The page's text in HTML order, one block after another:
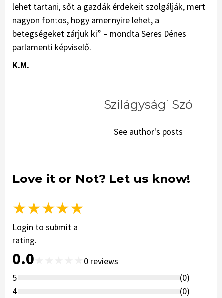
lehet tartani, sőt a gazdák érdekeit szolgálják, mert
nagyon fontos, hogy amennyire lehet, a
betegségeket zárjuk ki” – mondta Seres Dénes
parlamenti képviselő.
K.M.
Szilágysági Szó
See author's posts
Love it or Not? Let us know!
★★★★★
Login to submit a
rating.
0.0 0 reviews
5
(0)
4
(0)